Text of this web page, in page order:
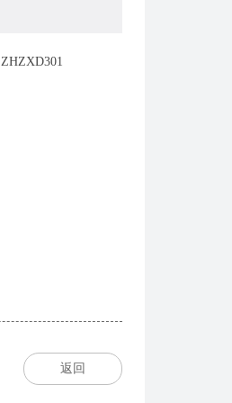
ZHZXD301
返回